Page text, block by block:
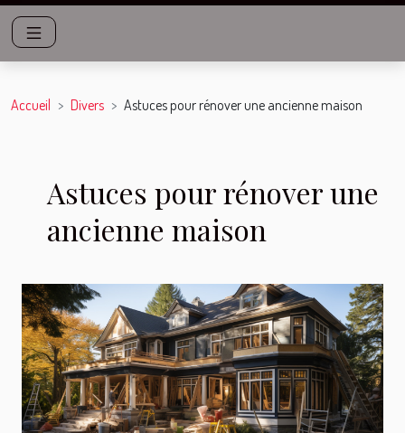
Accueil Divers Astuces pour rénover une ancienne maison
Astuces pour rénover une
ancienne maison